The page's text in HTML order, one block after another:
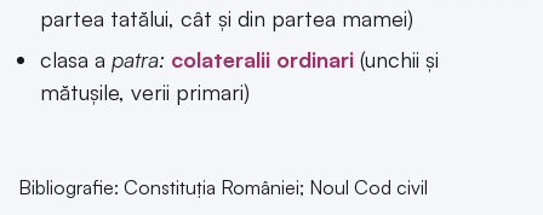
partea tatălui, cât şi din partea mamei)
clasa a patra: colateralii ordinari (unchii şi
mătuşile, verii primari)
Bibliografie: Constituția României; Noul Cod civil